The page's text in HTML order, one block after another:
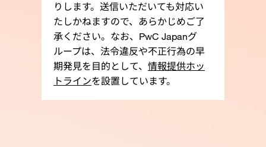
りします。送信いただいても対応い
たしかねますので、あらかじめご了
承ください。なお、PwC Japanグ
ループは、法令違反や不正行為の早
期発見を目的として、 情報提供ホッ
トラインを設置しています。